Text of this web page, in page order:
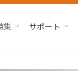
集 サポート